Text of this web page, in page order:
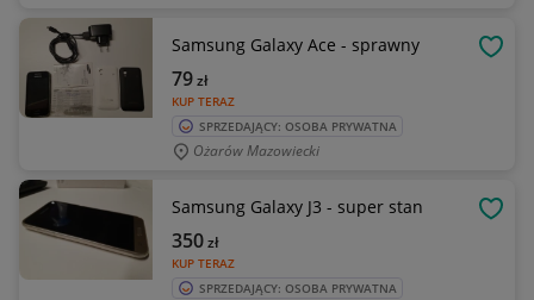
Samsung Galaxy Ace - sprawny
KUP TERAZ
79zł
SPRZEDAJĄCY: OSOBA PRYWATNA
Ożarów Mazowiecki
Samsung Galaxy J3 - super stan
KUP TERAZ
350zł
SPRZEDAJĄCY: OSOBA PRYWATNA